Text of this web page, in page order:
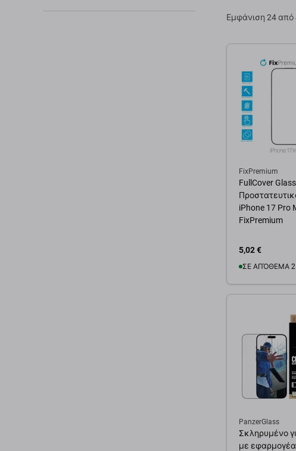
Εμφάνιση 24 από
FixPremium
FullCover
iPhone 17 Pro
FixPremium
5,02 €
ΣΕ ΑΠΌΘΕΜΑ 2
PanzerGlass
Σκληρυμένο
με εφαρμογέα